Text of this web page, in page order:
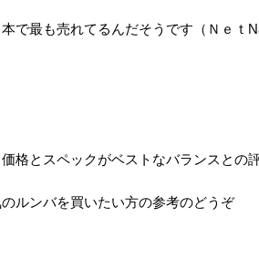
で最も売れてるんだそうです（Ｎｅｔ
格とスペックがベストなバランスとの
ルンバを買いたい方の参考のどうぞ